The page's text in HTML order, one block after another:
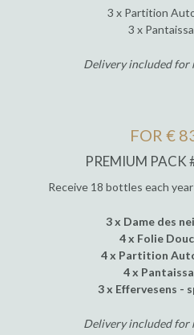
3 x Partition
3 x
Delivery included for
FOR €
PREMIUM PACK
Receive 18 bottles each
3 x Dame des
4 x Folie
4 x Partition
4 x
3 x Effervesens -
Delivery included for